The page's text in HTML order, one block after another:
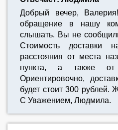
Добрый вечер,
обращение в нашу
слышать. Вы не
Стоимость доставки
расстояния от места
пункта, а также от
Ориентировочно,
будет стоит 300
С Уважением, Людмила.